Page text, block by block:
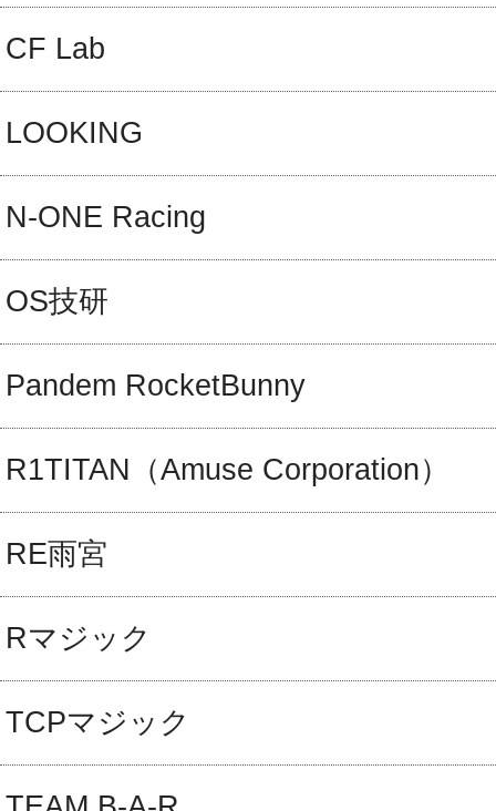
CF Lab
LOOKING
N-ONE Racing
OS技研
Pandem RocketBunny
R1TITAN（Amuse Corporation）
RE雨宮
Rマジック
TCPマジック